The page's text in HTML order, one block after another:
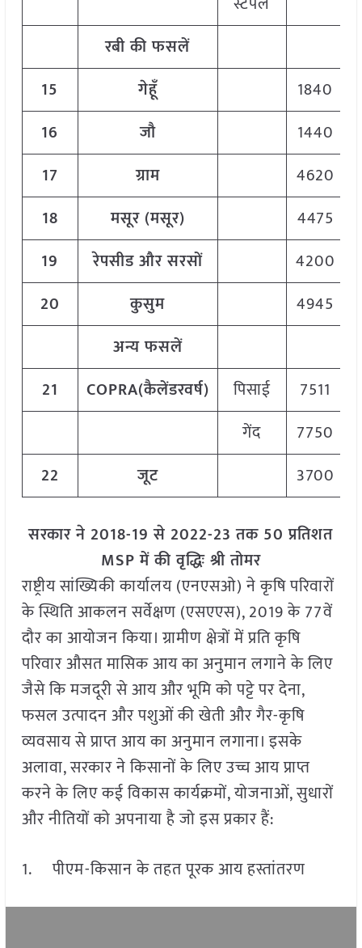
रबी की फसलें
15
गेहूँ 1840
16
जौ 1440
17
ग्राम 4620
18
मसूर (मसूर) 4475
19
रेपसीड और सरसों 4200
20
कुसुम 4945
अन्य फसलें
21
COPRA(कैलेंडरवर्ष) पिसाई 7511
गेंद
7750
22
जूट 3700
सरकार ने 2018-19 से 2022-23 तक 50 प्रतिशत
MSP में की वृद्धिः श्री तोमर
राष्ट्रीय सांख्यिकी कार्यालय (एनएसओ) ने कृषि परिवारों
के स्थिति आकलन सर्वेक्षण (एसएएस), 2019 के 77वें
दौर का आयोजन किया। ग्रामीण क्षेत्रों में प्रति कृषि
परिवार औसत मासिक आय का अनुमान लगाने के लिए
जैसे कि मजदूरी से आय और भूमि को पट्टे पर देना,
फसल उत्पादन और पशुओं की खेती और गैर-कृषि
व्यवसाय से प्राप्त आय का अनुमान लगाना। इसके
अलावा, सरकार ने किसानों के लिए उच्च आय प्राप्त
करने के लिए कई विकास कार्यक्रमों, योजनाओं, सुधारों
और नीतियों को अपनाया है जो इस प्रकार हैं:
1. पीएम-किसान के तहत पूरक आय हस्तांतरण